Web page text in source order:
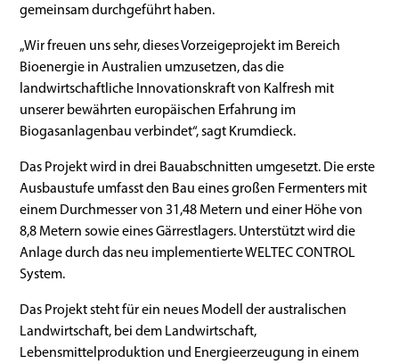
gemeinsam durchgeführt haben.
„Wir freuen uns sehr, dieses Vorzeigeprojekt im Bereich
Bioenergie in Australien umzusetzen, das die
landwirtschaftliche Innovationskraft von Kalfresh mit
unserer bewährten europäischen Erfahrung im
Biogasanlagenbau verbindet“, sagt Krumdieck.
Das Projekt wird in drei Bauabschnitten umgesetzt. Die erste
Ausbaustufe umfasst den Bau eines großen Fermenters mit
einem Durchmesser von 31,48 Metern und einer Höhe von
8,8 Metern sowie eines Gärrestlagers. Unterstützt wird die
Anlage durch das neu implementierte WELTEC CONTROL
System.
Das Projekt steht für ein neues Modell der australischen
Landwirtschaft, bei dem Landwirtschaft,
Lebensmittelproduktion und Energieerzeugung in einem